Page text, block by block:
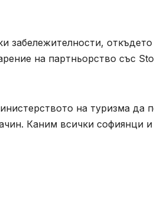
забележителности,
на партньорство със
на туризма да
Каним всички софиянци и